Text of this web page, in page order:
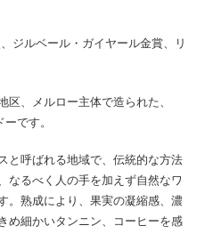
ジルベール・ガイヤール金賞、リ
区、メルロー主体で造られた、
です。
と呼ばれる地域で、伝統的な方法
なるべく人の手を加えず自然なワ
。熟成により、果実の凝縮感、濃
め細かいタンニン、コーヒーを感